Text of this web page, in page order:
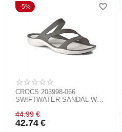
5%
CROCS 203998-066
SWIFTWATER SANDAL W
44.99 €
42.74 €